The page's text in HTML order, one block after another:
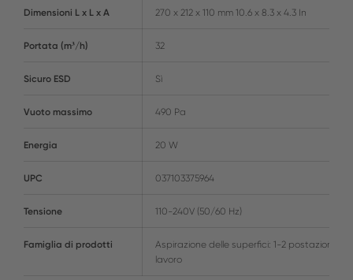
Dimensioni L x L x A 270 x 212 x 110 mm 10.6 x 8.3 x 4.3 In
Portata (m³/h) 32
Sicuro ESD Sì
Vuoto massimo 490 Pa
Energia 20 W
UPC 037103375964
Tensione 110-240V (50/60 Hz)
Famiglia di prodotti
Aspirazione delle superfici: 1-2 postazioni di
lavoro